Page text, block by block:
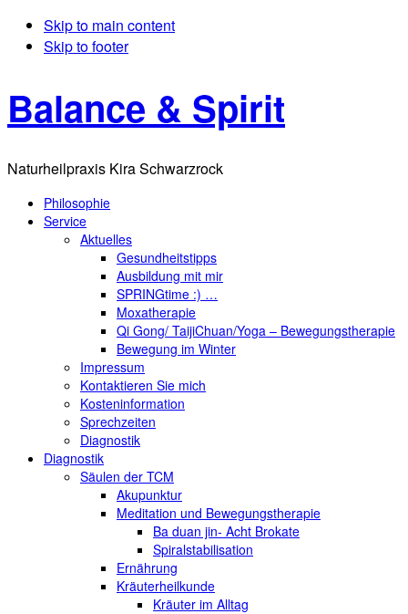
Skip to main content
Skip to footer
Balance & Spirit
Naturheilpraxis Kira Schwarzrock
Philosophie
Service
Aktuelles
Gesundheitstipps
Ausbildung mit mir
SPRINGtime :) …
Moxatherapie
Qi Gong/ TaijiChuan/Yoga – Bewegungstherapie
Bewegung im Winter
Impressum
Kontaktieren Sie mich
Kosteninformation
Sprechzeiten
Diagnostik
Diagnostik
Säulen der TCM
Akupunktur
Meditation und Bewegungstherapie
Ba duan jin- Acht Brokate
Spiralstabilisation
Ernährung
Kräuterheilkunde
Kräuter im Alltag